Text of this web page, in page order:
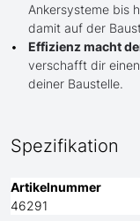
Ankersysteme bis
damit auf der
Effizienz macht
verschafft dir
deiner Baustelle.
Spezifikation
Artikelnummer
46291